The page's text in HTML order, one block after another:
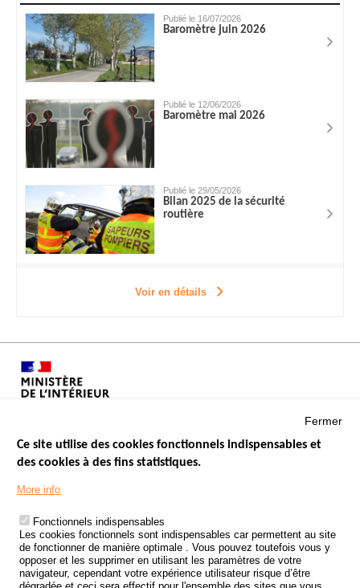
Publié le 16/07/2026
Baromètre juin 2026
Publié le 12/06/2026
Baromètre mai 2026
Publié le 29/05/2026
Bilan 2025 de la sécurité
routière
Voir en détails
Menu
Footer
LES SITES PUBLICS
ÉTAT DE L’INSÉCURITÉ ROUTIÈRE
TRAITEMENT DES DONNÉES PERSONNELLES DES ACCIDENTS DE
LA ROUTE
ETUDES ET RECHERCHES
Fermer
Ce site utilise des cookies fonctionnels indispensables et
des cookies à des fins statistiques.
More info
Fonctionnels indispensables
Les cookies fonctionnels sont indispensables car permettent au site
de fonctionner de manière optimale . Vous pouvez toutefois vous y
opposer et les supprimer en utilisant les paramètres de votre
navigateur, cependant votre expérience utilisateur risque d’être